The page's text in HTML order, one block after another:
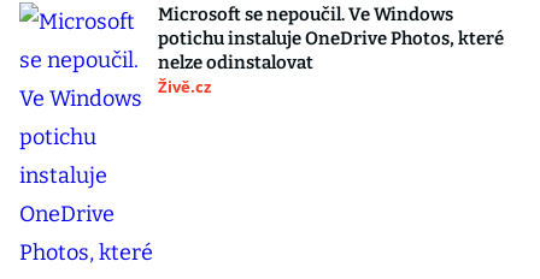
Microsoft se nepoučil. Ve Windows
potichu instaluje OneDrive Photos, které
nelze odinstalovat
Živě.cz